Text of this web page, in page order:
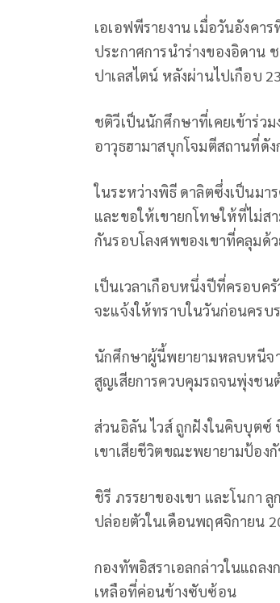
เอเอฟพีรายงาน เมื่อวันอังคา
ประกาศการนำร่างของอิดาน
ปาเลสไตน์ หลังผ่านไปเกือบ
ชติวีเป็นนักศึกษาที่เคยเข้าร่ว
อาวุธฮามาสบุกโจมตีสถานที่ดั
ในระหว่างพิธี ดาลิตซึ่งเป็นมา
และขอให้เขายกโทษให้ที่ไม่ส
กันรอบโลงศพของเขาที่คลุมด้ว
เป็นเวลาเกือบหนึ่งปีที่ครอบค
จะแจ้งให้ทราบในวันก่อนครบ
นักศึกษาผู้นี้พยายามหลบหนีจ
สูญเสียการควบคุมรถจนพุ่งช
ส่วนอิลัน ไวส์ ถูกฝังในคิบบุตซ์
เขาเสียชีวิตขณะพยายามป้อง
ชิรี ภรรยาของเขา และโนกา
ปล่อยตัวในเดือนพฤศจิกายน
กองทัพอิสราเอลกล่าวในแถล
เหลือที่ค่อนข้างซับซ้อน